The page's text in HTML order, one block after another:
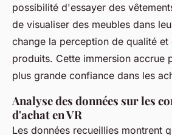
possibilité d'essayer des
de visualiser des meubles dans
change la perception de qualité et
produits. Cette immersion accrue
plus grande confiance dans les
Analyse des données sur les
d'achat en VR
Les données recueillies montrent